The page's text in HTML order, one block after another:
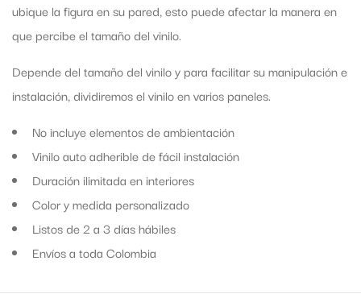
ubique la figura en su pared, esto puede afectar la manera en
que percibe el tamaño del vinilo.
Depende del tamaño del vinilo y para facilitar su manipulación e
instalación, dividiremos el vinilo en varios paneles.
No incluye elementos de ambientación
Vinilo auto adherible de fácil instalación
Duración ilimitada en interiores
Color y medida personalizado
Listos de 2 a 3 días hábiles
Envíos a toda Colombia